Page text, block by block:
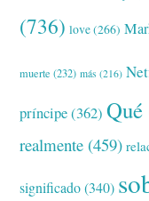
(736) love(266)
muerte (232) más (216)
príncipe(362) Qué
realmente (459)
significado(340)